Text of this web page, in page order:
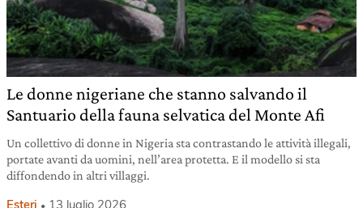
Le donne nigeriane che stanno salvando il
Santuario della fauna selvatica del Monte Afi
Un collettivo di donne in Nigeria sta contrastando le attività illegali,
portate avanti da uomini, nell’area protetta. E il modello si sta
diffondendo in altri villaggi.
Esteri 13 luglio 2026